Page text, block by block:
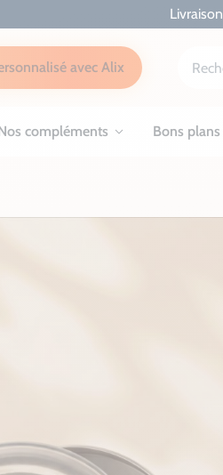
Livraison
avec Alix
compléments Bons plans